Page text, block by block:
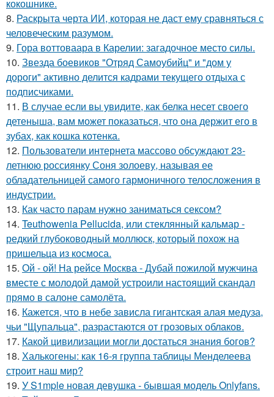
кокошнике.
8. Раскрыта черта ИИ, которая не даст ему сравняться с
человеческим разумом.
9. Гора воттоваара в Карелии: загадочное место силы.
10. Звезда боевиков "Отряд Самоубийц" и "дом у
дороги" активно делится кадрами текущего отдыха с
подписчиками.
11. В случае если вы увидите, как белка несет своего
детеныша, вам может показаться, что она держит его в
зубах, как кошка котенка.
12. Пользователи интернета массово обсуждают 23-
летнюю россиянку Соня золоеву, называя ее
обладательницей самого гармоничного телосложения в
индустрии.
13. Как часто парам нужно заниматься сексом?
14. Teuthowenia Pellucida, или стеклянный кальмар -
редкий глубоководный моллюск, который похож на
пришельца из космоса.
15. Ой - ой! На рейсе Москва - Дубай пожилой мужчина
вместе с молодой дамой устроили настоящий скандал
прямо в салоне самолёта.
16. Кажется, что в небе зависла гигантская алая медуза,
чьи "Щупальца", разрастаются от грозовых облаков.
17. Какой цивилизации могли достаться знания богов?
18. Халькогены: как 16-я группа таблицы Менделеева
строит наш мир?
19. У S1mple новая девушка - бывшая модель Onlyfans.